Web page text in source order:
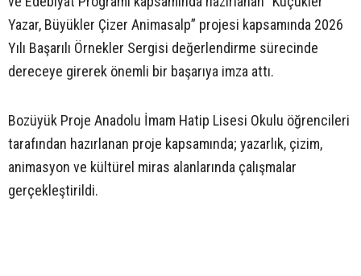
Yazar, Büyükler Çizer Animasalp” projesi kapsamında 2026
Yılı Başarılı Örnekler Sergisi değerlendirme sürecinde
dereceye girerek önemli bir başarıya imza attı.
Bozüyük Proje Anadolu İmam Hatip Lisesi Okulu öğrencileri
tarafından hazırlanan proje kapsamında; yazarlık, çizim,
animasyon ve kültürel miras alanlarında çalışmalar
gerçekleştirildi.